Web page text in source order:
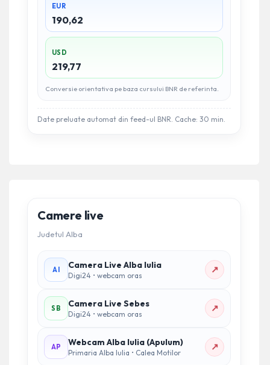
EUR
190,62
USD
219,77
Conversie orientativa pe baza cursului BNR de referinta.
Date preluate automat din feed-ul BNR. Cache: 30 min.
Camere live
Judetul Alba
AI Camera Live Alba Iulia
Digi24 • webcam oras ↗
SB Camera Live Sebes
Digi24 • webcam oras ↗
AP Webcam Alba Iulia (Apulum)
Primaria Alba Iulia • Calea Motilor ↗